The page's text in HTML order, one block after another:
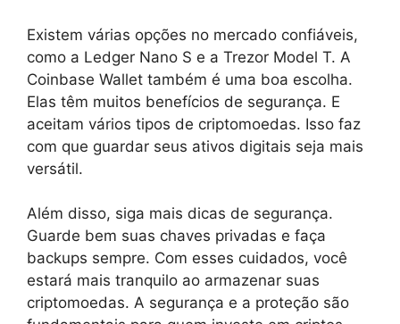
Existem várias opções no mercado confiáveis,
como a Ledger Nano S e a Trezor Model T. A
Coinbase Wallet também é uma boa escolha.
Elas têm muitos benefícios de segurança. E
aceitam vários tipos de criptomoedas. Isso faz
com que guardar seus ativos digitais seja mais
versátil.
Além disso, siga mais dicas de segurança.
Guarde bem suas chaves privadas e faça
backups sempre. Com esses cuidados, você
estará mais tranquilo ao armazenar suas
criptomoedas. A segurança e a proteção são